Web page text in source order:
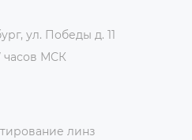
ул. Победы д. 11
часов МСК
линз